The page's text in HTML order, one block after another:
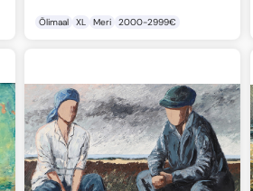
Õlimaal XL Meri 2000-2999€